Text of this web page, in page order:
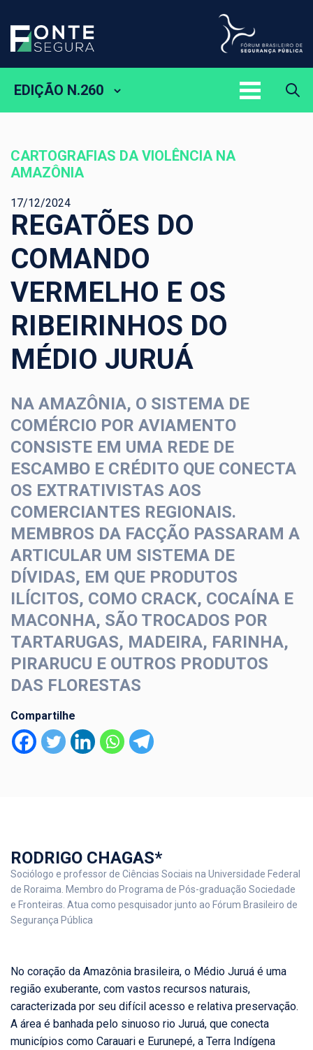
EDIÇÃO N.260
CARTOGRAFIAS DA VIOLÊNCIA NA
AMAZÔNIA
17/12/2024
REGATÕES DO
COMANDO
VERMELHO E OS
RIBEIRINHOS DO
MÉDIO JURUÁ
NA AMAZÔNIA, O SISTEMA DE
COMÉRCIO POR AVIAMENTO
CONSISTE EM UMA REDE DE
ESCAMBO E CRÉDITO QUE CONECTA
OS EXTRATIVISTAS AOS
COMERCIANTES REGIONAIS.
MEMBROS DA FACÇÃO PASSARAM A
ARTICULAR UM SISTEMA DE
DÍVIDAS, EM QUE PRODUTOS
ILÍCITOS, COMO CRACK, COCAÍNA E
MACONHA, SÃO TROCADOS POR
TARTARUGAS, MADEIRA, FARINHA,
PIRARUCU E OUTROS PRODUTOS
DAS FLORESTAS
Compartilhe
RODRIGO CHAGAS*
Sociólogo e professor de Ciências Sociais na Universidade Federal
de Roraima. Membro do Programa de Pós-graduação Sociedade
e Fronteiras. Atua como pesquisador junto ao Fórum Brasileiro de
Segurança Pública
No coração da Amazônia brasileira, o Médio Juruá é uma
região exuberante, com vastos recursos naturais,
caracterizada por seu difícil acesso e relativa preservação.
A área é banhada pelo sinuoso rio Juruá, que conecta
municípios como Carauari e Eurunepé, a Terra Indígena